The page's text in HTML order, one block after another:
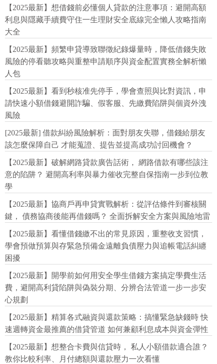
【2025最新】想借錢前必懂個人貸款的注意事項：避開高額
利息與隱藏手續費守住一生理財安全底線完全懶人攻略指南
大全
【2025最新】頻繁申貸導致聯徵紀錄爆量時，降低借錢失敗
風險的停看聽攻略與重整申請順序與資金配置實務全解析懶
人包
【2025最新】看到秒核准先停手，學會查照與比對資訊，申
請快速小額借錢避開詐騙、假客服、先繳費陷阱與個資外洩
風險
[2025最新] 借款糾紛風險解析：面對朋友失聯，借錢給朋友
該怎麼保障自己 才能蒐證、提告並提高成功討回機會？
【2025最新】破解網路貸款廣告話術， 網路借款有哪些該注
意的陷阱？ 避開高利率與暴力催收完整自保指南一步到位教
學
【2025最新】協商戶再申貸實戰解析：從評估條件到審核關
鍵， 債務協商後能再借錢嗎？ 全面拆解安全方案與風險地雷
【2025最新】看懂借錢繳不出的常見原因，重整收支習慣，
學會預做預算與存緊急預備金遠離負債壓力與追帳電話糾纏
困擾
【2025最新】開學前如何用安全學生借錢方案搞定學費生活
費，避開高利貸陷阱與偽裝分期、分辨合法管道一步一步安
心規劃
【2025最新】精算各式融資與還款策略：搞懂緊急缺錢時 快
速週轉資金最推薦的借貸管道 如何兼顧利息成本與資金彈性
【2025最新】想整合卡費與信貸時， 私人小額借款適合誰？
教你比較利率、月付總額與還款壓力一次看懂